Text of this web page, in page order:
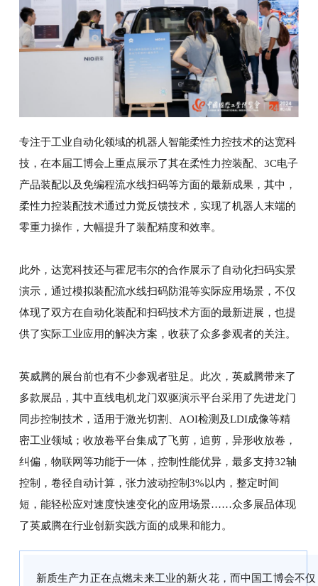
专注于工业自动化领域的机器人智能柔性力控技术的达宽科
技，在本届工博会上重点展示了其在柔性力控装配、3C电子
产品装配以及免编程流水线扫码等方面的最新成果，其中，
柔性力控装配技术通过力觉反馈技术，实现了机器人末端的
零重力操作，大幅提升了装配精度和效率。
此外，达宽科技还与霍尼韦尔的合作展示了自动化扫码实景
演示，通过模拟装配流水线扫码防混等实际应用场景，不仅
体现了双方在自动化装配和扫码技术方面的最新进展，也提
供了实际工业应用的解决方案，收获了众多参观者的关注。
英威腾的展台前也有不少参观者驻足。此次，英威腾带来了
多款展品，其中直线电机龙门双驱演示平台采用了先进龙门
同步控制技术，适用于激光切割、AOI检测及LDI成像等精
密工业领域；收放卷平台集成了飞剪，追剪，异形收放卷，
纠偏，物联网等功能于一体，控制性能优异，最多支持32轴
控制，卷径自动计算，张力波动控制3%以内，整定时间
短，能轻松应对速度快速变化的应用场景……众多展品体现
了英威腾在行业创新实践方面的成果和能力。
新质生产力正在点燃未来工业的新火花，而中国工博会不仅